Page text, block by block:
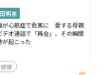
明恵
が心筋症で危篤に 愛する母親
デオ通話で「再会」、その瞬間
が起こった
健康